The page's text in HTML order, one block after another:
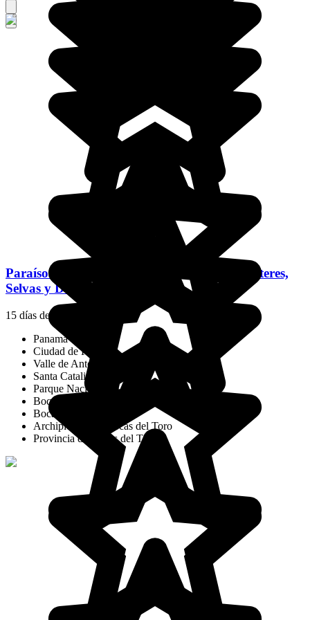
Paraísos Escondidos: Costa de Ensueño, Cráteres,
Selvas y Delfines
15 días desde
Panamá
Ciudad de Panamá
Valle de Antón
Santa Catalina
Parque Nacional de Isla Coiba
Boquete
Bocas del Toro
Archipiélago de Bocas del Toro
Provincia de Bocas del Toro